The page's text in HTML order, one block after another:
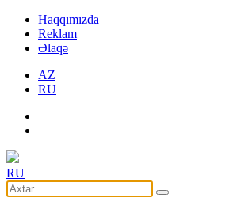
Haqqımızda
Reklam
Əlaqə
AZ
RU
RU